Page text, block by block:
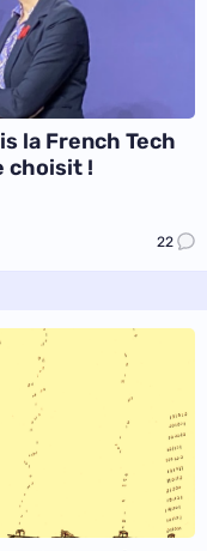
la French Tech
choisit !
22